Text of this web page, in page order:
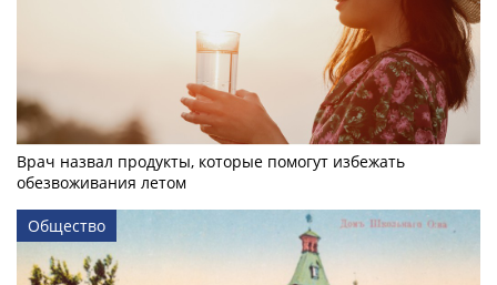
Врач назвал продукты, которые помогут избежать
обезвоживания летом
Общество